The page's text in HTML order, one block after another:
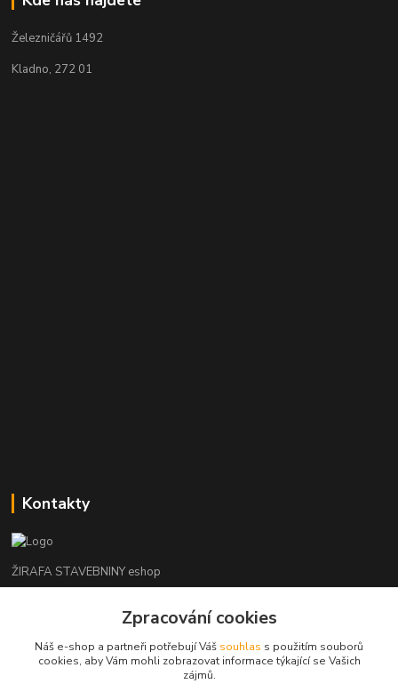
Železničářů 1492
Kladno, 272 01
Kontakty
ŽIRAFA STAVEBNINY eshop
+420 312 685 342
kladno@zirafa-stavebniny.cz
Zpracování cookies
Náš e-shop a partneři potřebují Váš souhlas s použitím souborů
cookies, aby Vám mohli zobrazovat informace týkající se Vašich
zájmů.